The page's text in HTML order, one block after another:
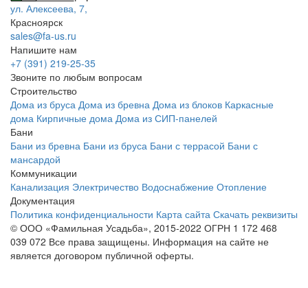
ул. Алексеева, 7,
Красноярск
sales@fa-us.ru
Напишите нам
+7 (391) 219-25-35
Звоните по любым вопросам
Строительство
Дома из бруса Дома из бревна Дома из блоков Каркасные
дома Кирпичные дома Дома из СИП-панелей
Бани
Бани из бревна Бани из бруса Бани с террасой Бани с
мансардой
Коммуникации
Канализация Электричество Водоснабжение Отопление
Документация
Политика конфиденциальности Карта сайта Скачать реквизиты
© ООО «Фамильная Усадьба», 2015-2022 ОГРН 1 172 468
039 072 Все права защищены. Информация на сайте не
является договором публичной оферты.